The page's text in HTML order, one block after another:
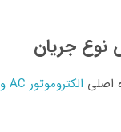
اصلی
الکتروموتور AC و